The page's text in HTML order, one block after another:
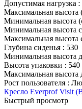
Допустимая нагрузка :
Максимальная высота
Минимальная высота
Минимальная высота
Максимальная высота
Глубина сиденья : 530
Минимальная высота
Высота упаковки : 540
Максимальная высота
Рост пользователя :
Кресло Everprof Visit
Быстрый просмотр